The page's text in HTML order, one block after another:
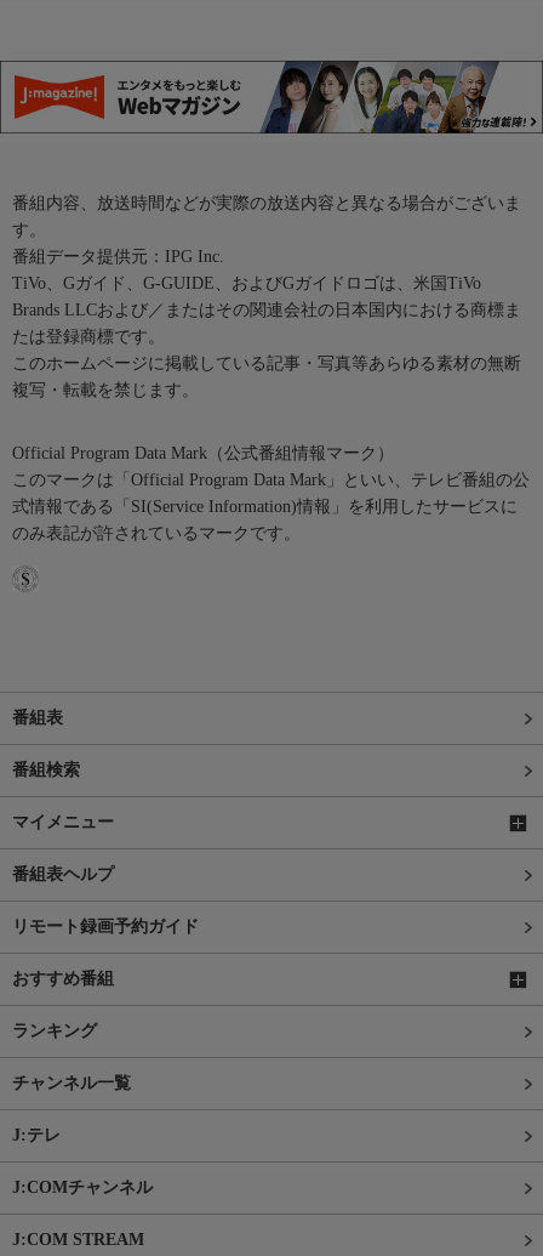
番組内容、放送時間などが実際の放送内容と異なる場合がございま
す。
番組データ提供元：IPG Inc.
TiVo、Gガイド、G-GUIDE、およびGガイドロゴは、米国TiVo
Brands LLCおよび／またはその関連会社の日本国内における商標ま
たは登録商標です。
このホームページに掲載している記事・写真等あらゆる素材の無断
複写・転載を禁じます。
Official Program Data Mark（公式番組情報マーク）
このマークは「Official Program Data Mark」といい、テレビ番組の公
式情報である「SI(Service Information)情報」を利用したサービスに
のみ表記が許されているマークです。
番組表
番組検索
マイメニュー
番組表ヘルプ
リモート録画予約ガイド
おすすめ番組
ランキング
チャンネル一覧
J:テレ
J:COMチャンネル
J:COM STREAM